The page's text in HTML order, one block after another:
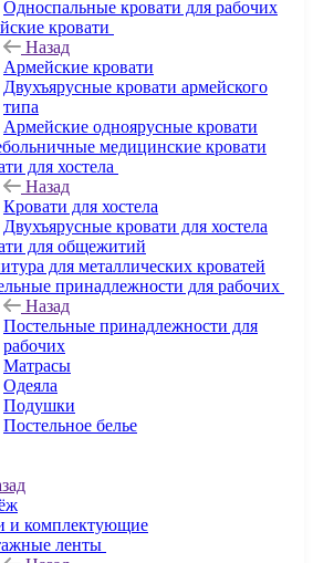
Односпальные кровати для рабочих
кровати
Назад
Армейские кровати
Двухъярусные кровати армейского
типа
Армейские одноярусные кровати
медицинские кровати
для хостела
Назад
Кровати для хостела
Двухъярусные кровати для хостела
для общежитий
для металлических кроватей
принадлежности для рабочих
Назад
Постельные принадлежности для
рабочих
Матрасы
Одеяла
Подушки
Постельное белье
и комплектующие
ленты